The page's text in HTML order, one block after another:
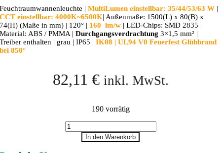
Feuchtraumwannenleuchte |MultiLumen einstellbar: 35/44/53/63 W |
CCT einstellbar: 4000K~6500K| Außenmaße: 1500(L) x 80(B) x
74(H) (Maße in mm) | 120° | 160 lm/w | LED-Chips: SMD 2835 |
Material: ABS / PMMA |Durchgangsverdrachtung 3×1,5 mm² |
Treiber enthalten | grau | IP65 |IK08 | UL94 V0 Feuerfest Glühbrand
bei 850°
82,11 € inkl. MwSt.
190 vorrätig
RH-
TP02
Menge
In den Warenkorb